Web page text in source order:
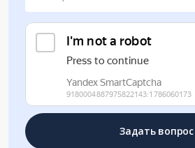
Задать вопрос